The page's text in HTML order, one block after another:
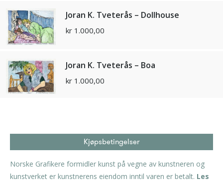
Joran K. Tveterås – Dollhouse
kr 1.000,00
Joran K. Tveterås – Boa
kr 1.000,00
Kjøpsbetingelser
Norske Grafikere formidler kunst på vegne av kunstneren og
kunstverket er kunstnerens eiendom inntil varen er betalt. Les